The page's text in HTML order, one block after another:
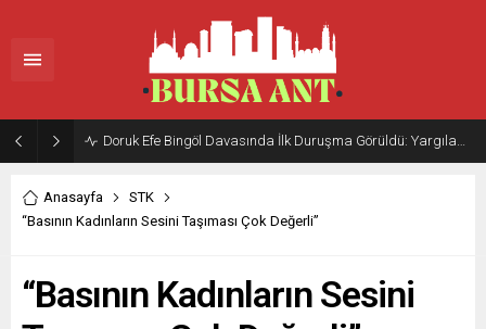
Doruk Efe Bingöl Davasında İlk Duruşma Görüldü: Yargılama 20 Ekim 2026’ya Ertelendi
Anasayfa
STK
“Basının Kadınların Sesini Taşıması Çok Değerli”
“Basının Kadınların Sesini